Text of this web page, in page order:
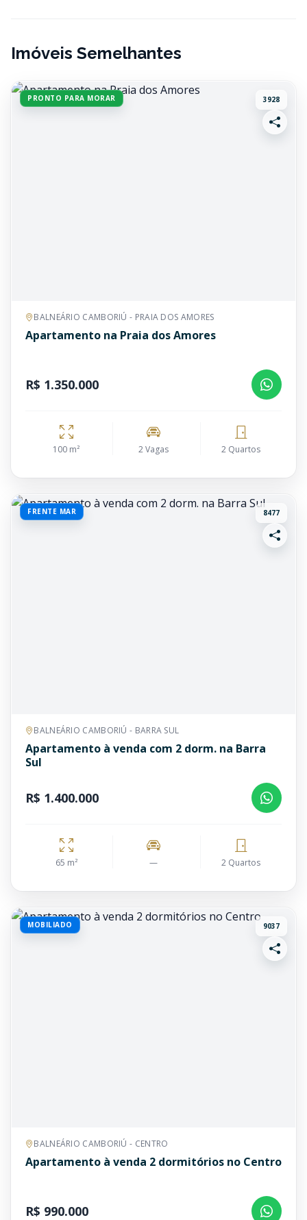
Imóveis Semelhantes
PRONTO PARA MORAR 3928
BALNEÁRIO CAMBORIÚ - PRAIA DOS AMORES
Apartamento na Praia dos Amores
R$ 1.350.000
100 m² 2 Vagas 2 Quartos
FRENTE MAR 8477
BALNEÁRIO CAMBORIÚ - BARRA SUL
Apartamento à venda com 2 dorm. na Barra
Sul
R$ 1.400.000
65 m² — 2 Quartos
MOBILIADO 9037
BALNEÁRIO CAMBORIÚ - CENTRO
Apartamento à venda 2 dormitórios no Centro
R$ 990.000